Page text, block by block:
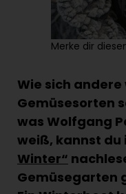
Merke dir
Wie sich
Gemüsesorten
was Wolfgang
weiß, kannst du
Winter“
Gemüsegarten